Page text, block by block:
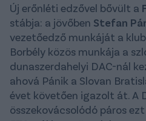
Új erőnléti edzővel bővült a
stábja: a jövőben Stefan
vezetőedző munkáját a
Borbély közös munkája a
dunaszerdahelyi DAC-nál
ahová Pánik a Slovan
évet követően igazolt át. A
összekovácsolódó páros